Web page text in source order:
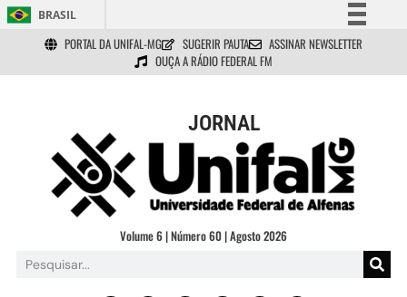
BRASIL
Simplifique!
Comunica BR
Acesso à informação
Legislação
Canais
PORTAL DA UNIFAL-MG SUGERIR PAUTA
ASSINAR NEWSLETTER
OUÇA A RÁDIO FEDERAL FM
JORNAL
Volume 6 | Número 60 | Agosto 2026